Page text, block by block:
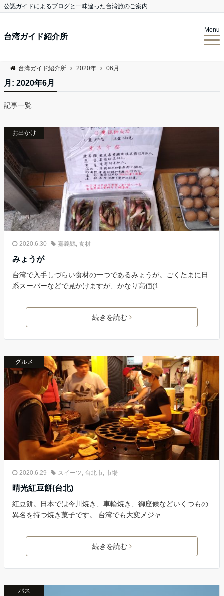
公認ガイドによるブログと一味違った台湾旅のご案内
台湾ガイド紹介所
Menu
台湾ガイド紹介所 2020年 06月
月: 2020年6月
記事一覧
お出かけ
2020.6.30 嘉義縣, 食材
みょうが
台湾で入手しづらい食材の一つであるみょうが。ごくたまに日
系スーパーなどで見かけますが、かなり高価(1
続きを読む
グルメ
2020.6.29 スイーツ, 台北市, 市場
晴光紅豆餅(台北)
紅豆餅。日本では今川焼き、車輪焼き、御座候などいくつもの
異名を持つ焼き菓子です。 台湾でも大変メジャ
続きを読む
バス